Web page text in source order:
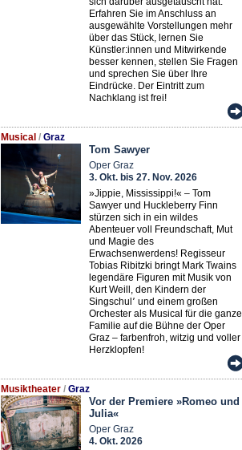
Erfahren Sie im Anschluss an
ausgewählte Vorstellungen mehr
über das Stück, lernen Sie
Künstler:innen und Mitwirkende
besser kennen, stellen Sie Fragen
und sprechen Sie über Ihre
Eindrücke. Der Eintritt zum
Nachklang ist frei!
Musical / Graz
Tom Sawyer
Oper Graz
3. Okt. bis 27. Nov. 2026
»Jippie, Mississippi!« – Tom
Sawyer und Huckleberry Finn
stürzen sich in ein wildes
Abenteuer voll Freundschaft, Mut
und Magie des
Erwachsenwerdens! Regisseur
Tobias Ribitzki bringt Mark Twains
legendäre Figuren mit Musik von
Kurt Weill, den Kindern der
Singschul՚ und einem großen
Orchester als Musical für die ganze
Familie auf die Bühne der Oper
Graz – farbenfroh, witzig und voller
Herzklopfen!
Musiktheater / Graz
Vor der Premiere »Romeo und
Julia«
Oper Graz
4. Okt. 2026